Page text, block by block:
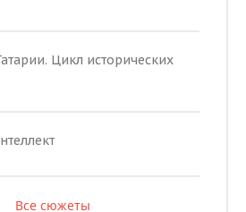
Цикл исторических
Все сюжеты